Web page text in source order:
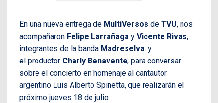
En una nueva entrega de MultiVersos de TVU, nos
acompañaron Felipe Larrañaga y Vicente Rivas,
integrantes de la banda Madreselva; y
el productor Charly Benavente, para conversar
sobre el concierto en homenaje al cantautor
argentino Luis Alberto Spinetta, que realizarán el
próximo jueves 18 de julio.